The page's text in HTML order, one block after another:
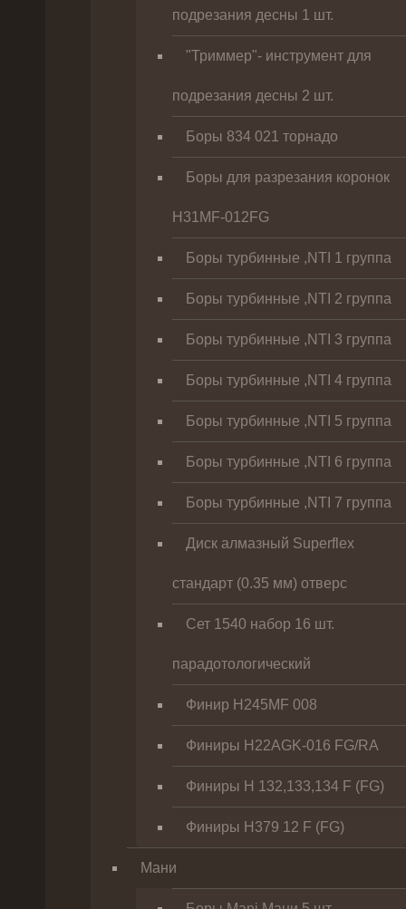
подрезания десны 1 шт.
"Триммер"- инструмент для
подрезания десны 2 шт.
Боры 834 021 торнадо
Боры для разрезания коронок
H31MF-012FG
Боры турбинные ,NTI 1 группа
Боры турбинные ,NTI 2 группа
Боры турбинные ,NTI 3 группа
Боры турбинные ,NTI 4 группа
Боры турбинные ,NTI 5 группа
Боры турбинные ,NTI 6 группа
Боры турбинные ,NTI 7 группа
Диск алмазный Superflex
стандарт (0.35 мм) отверс
Сет 1540 набор 16 шт.
парадотологический
Финир H245MF 008
Финиры H22AGK-016 FG/RA
Финиры Н 132,133,134 F (FG)
Финиры Н379 12 F (FG)
Мани